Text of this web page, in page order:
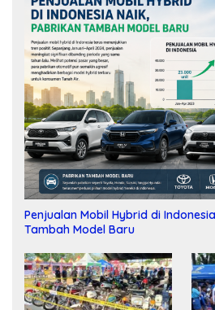
Penjualan Mobil Hybrid di
Tambah Model Baru